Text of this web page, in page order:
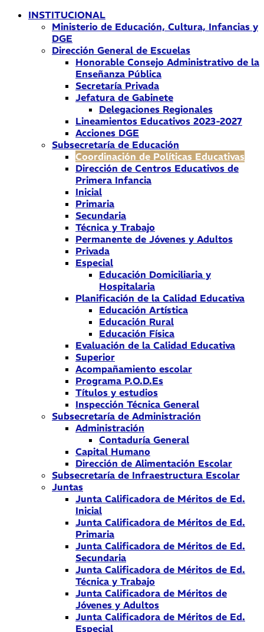
INSTITUCIONAL
Ministerio de Educación, Cultura, Infancias y
DGE
Dirección General de Escuelas
Honorable Consejo Administrativo de la
Enseñanza Pública
Secretaría Privada
Jefatura de Gabinete
Delegaciones Regionales
Lineamientos Educativos 2023-2027
Acciones DGE
Subsecretaría de Educación
Coordinación de Políticas Educativas
Dirección de Centros Educativos de
Primera Infancia
Inicial
Primaria
Secundaria
Técnica y Trabajo
Permanente de Jóvenes y Adultos
Privada
Especial
Educación Domiciliaria y
Hospitalaria
Planificación de la Calidad Educativa
Educación Artística
Educación Rural
Educación Física
Evaluación de la Calidad Educativa
Superior
Acompañamiento escolar
Programa P.O.D.Es
Títulos y estudios
Inspección Técnica General
Subsecretaría de Administración
Administración
Contaduría General
Capital Humano
Dirección de Alimentación Escolar
Subsecretaría de Infraestructura Escolar
Juntas
Junta Calificadora de Méritos de Ed.
Inicial
Junta Calificadora de Méritos de Ed.
Primaria
Junta Calificadora de Méritos de Ed.
Secundaria
Junta Calificadora de Méritos de Ed.
Técnica y Trabajo
Junta Calificadora de Méritos de
Jóvenes y Adultos
Junta Calificadora de Méritos de Ed.
Especial